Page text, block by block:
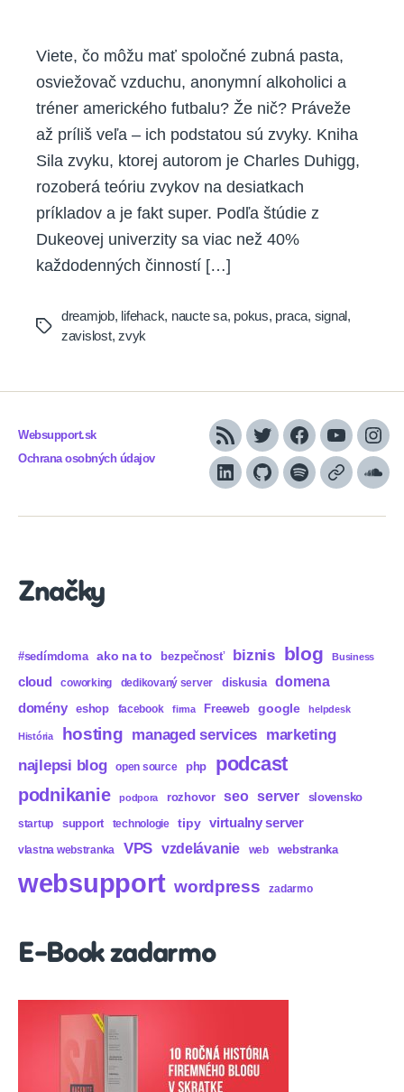
Viete, čo môžu mať spoločné zubná pasta,
osviežovač vzduchu, anonymní alkoholici a
tréner amerického futbalu? Že nič? Práveže
až príliš veľa – ich podstatou sú zvyky. Kniha
Sila zvyku, ktorej autorom je Charles Duhigg,
rozoberá teóriu zvykov na desiatkach
príkladov a je fakt super. Podľa štúdie z
Dukeovej univerzity sa viac než 40%
každodenných činností […]
Tags
dreamjob, lifehack, naucte sa, pokus, praca, signal,
zavislost,zvyk
Websupport.sk
Ochrana osobných údajov
RSS TwitterFacebook
YouTube
LinkedInGitHubSpotifyApple
Značky
#sedímdoma ako na to bezpečnosť biznis blog Business
cloud coworking dedikovaný server diskusia domena
domény eshop facebook firma Freeweb google helpdesk
História hosting managed services marketing
najlepsi blog open source php podcast
podnikanie podpora rozhovor seo server slovensko
startup support technologie tipy virtualny server
vlastna webstranka VPS vzdelávanie web webstranka
websupport wordpress zadarmo
E-Book zadarmo